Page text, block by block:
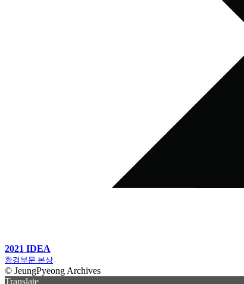
2021 IDEA
환경부문 본상
© JeungPyeong Archives
Translate